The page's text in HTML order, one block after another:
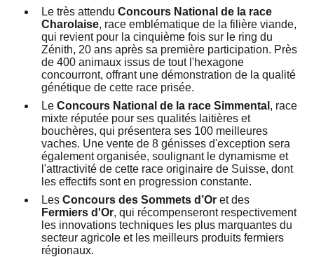
Le très attendu Concours National de la race
Charolaise, race emblématique de la filière viande,
qui revient pour la cinquième fois sur le ring du
Zénith, 20 ans après sa première participation. Près
de 400 animaux issus de tout l'hexagone
concourront, offrant une démonstration de la qualité
génétique de cette race prisée.
Le Concours National de la race Simmental , race
mixte réputée pour ses qualités laitières et
bouchères, qui présentera ses 100 meilleures
vaches. Une vente de 8 génisses d'exception sera
également organisée, soulignant le dynamisme et
l'attractivité de cette race originaire de Suisse, dont
les effectifs sont en progression constante.
Les Concours des Sommets d’Or et des
Fermiers d'Or, qui récompenseront respectivement
les innovations techniques les plus marquantes du
secteur agricole et les meilleurs produits fermiers
régionaux.